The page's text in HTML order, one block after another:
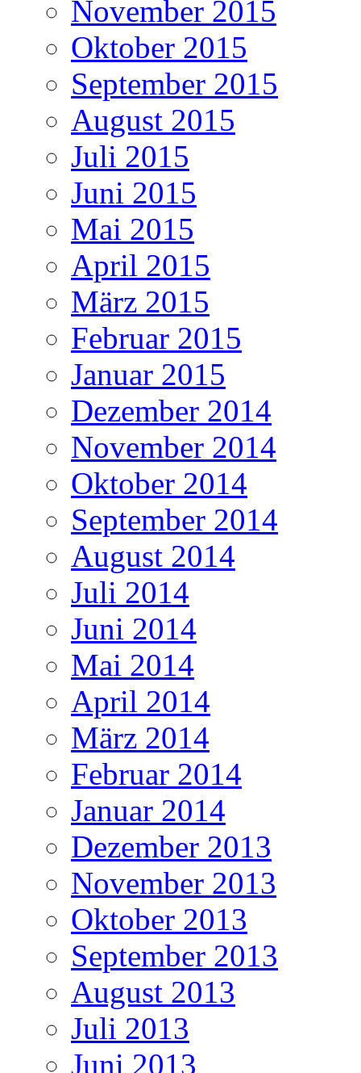
November 2015
Oktober 2015
September 2015
August 2015
Juli 2015
Juni 2015
Mai 2015
April 2015
März 2015
Februar 2015
Januar 2015
Dezember 2014
November 2014
Oktober 2014
September 2014
August 2014
Juli 2014
Juni 2014
Mai 2014
April 2014
März 2014
Februar 2014
Januar 2014
Dezember 2013
November 2013
Oktober 2013
September 2013
August 2013
Juli 2013
Juni 2013